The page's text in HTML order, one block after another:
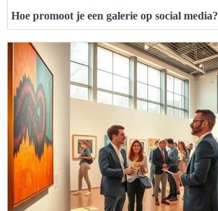
Hoe promoot je een galerie op social media?